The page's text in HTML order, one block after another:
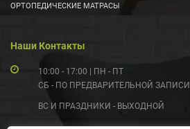
ОРТОПЕДИЧЕСКИЕ МАТРАСЫ
Наши Контакты
10:00 - 17:00 | ПН - ПТ
СБ - ПО ПРЕДВАРИТЕЛЬНОЙ ЗАПИСИ.
ВС И ПРАЗДНИКИ - ВЫХОДНОЙ